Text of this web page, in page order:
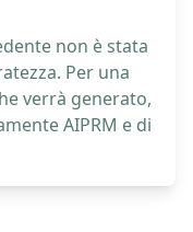
non è stata
Per una
verrà generato,
AIPRM e di